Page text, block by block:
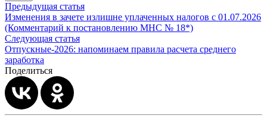
Предыдущая статья
Изменения в зачете излишне уплаченных налогов с 01.07.2026
(Комментарий к постановлению МНС № 18*)
Следующая статья
Отпускные-2026: напоминаем правила расчета среднего
заработка
Поделиться